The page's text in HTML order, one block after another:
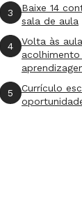
3
Baixe 14
sala de aula
4
Volta às
5
Currículo